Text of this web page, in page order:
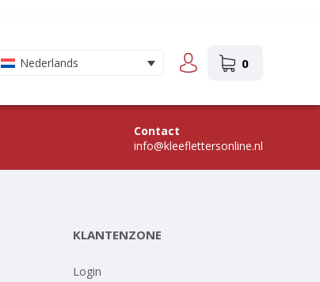
Nederlands 0
Contact
info@kleeflettersonline.nl
KLANTENZONE
Login